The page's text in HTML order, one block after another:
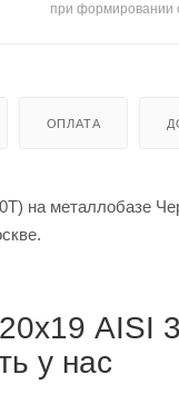
при формировании
ОПЛАТА
на металлобазе
в Москве.
AISI
у нас